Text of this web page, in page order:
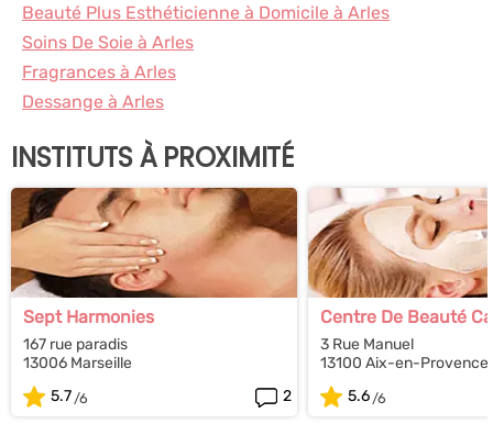
Beauté Plus Esthéticienne à Domicile à Arles
Soins De Soie à Arles
Fragrances à Arles
Dessange à Arles
INSTITUTS À PROXIMITÉ
Sept Harmonies
167 rue paradis
13006 Marseille
5.7
2
Centre De Beauté
3 Rue Manuel
13100 Aix-en-Provence
5.6